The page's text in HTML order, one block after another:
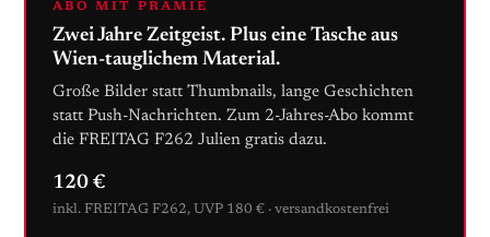
ABO MIT PRÄMIE
Zwei Jahre Zeitgeist. Plus eine Tasche aus
Wien-tauglichem Material.
Große Bilder statt Thumbnails, lange Geschichten
statt Push-Nachrichten. Zum 2-Jahres-Abo kommt
die FREITAG F262 Julien gratis dazu.
120 €
inkl. FREITAG F262, UVP 180 € · versandkostenfrei